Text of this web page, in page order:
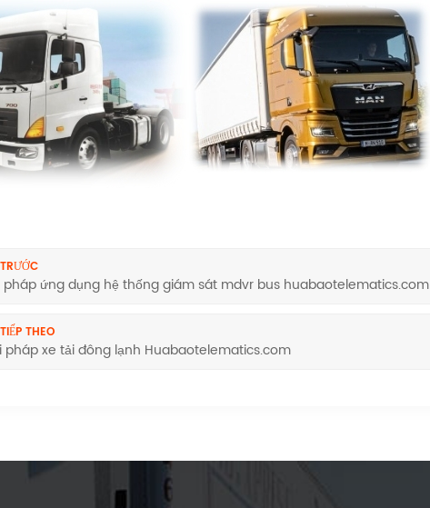
pháp ứng dụng hệ thống giám sát mdvr bus huabaotelematics.com
THEO
pháp xe tải đông lạnh Huabaotelematics.com